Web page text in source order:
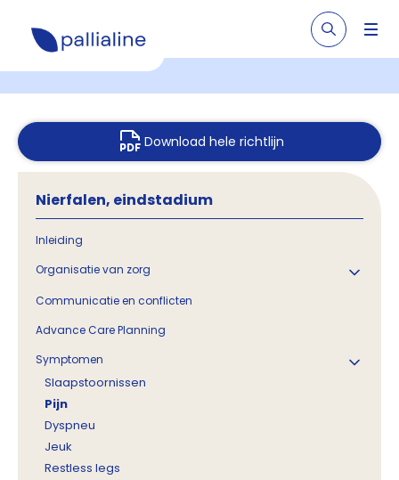
Download hele richtlijn
Nierfalen, eindstadium
Inleiding
Organisatie van zorg
Communicatie en conflicten
Advance Care Planning
Symptomen
Slaapstoornissen
Pijn
Dyspneu
Jeuk
Restless legs